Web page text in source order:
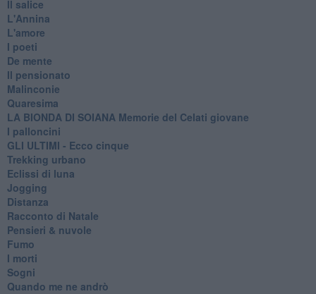
Il salice
L'Annina
L'amore
I poeti
De mente
Il pensionato
Malinconie
Quaresima
LA BIONDA DI SOIANA Memorie del Celati giovane
I palloncini
GLI ULTIMI - Ecco cinque
Trekking urbano
Eclissi di luna
Jogging
Distanza
Racconto di Natale
Pensieri & nuvole
Fumo
I morti
Sogni
Quando me ne andrò